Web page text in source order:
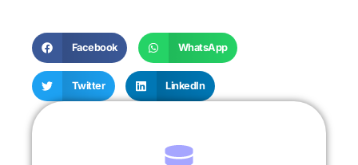
Facebook WhatsApp
Twitter LinkedIn